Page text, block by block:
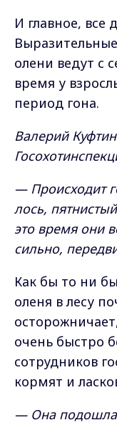
И главное, все
олени ведут с
время у
период гона.
Валерий
— Происходит
лось,
это время они
сильно,
Как бы то ни
оленя в лесу
очень быстро
сотрудников
кормят и
— Она подошла